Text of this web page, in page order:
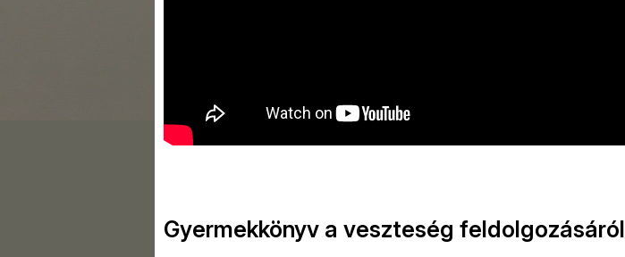
Gyermekkönyv a veszteség feldolgozásáról